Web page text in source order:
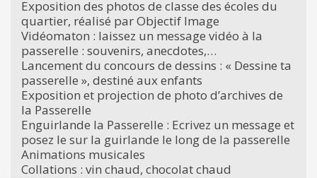
Exposition des photos de classe des écoles du
quartier, réalisé par Objectif Image
Vidéomaton : laissez un message vidéo à la
passerelle : souvenirs, anecdotes,…
Lancement du concours de dessins : « Dessine ta
passerelle », destiné aux enfants
Exposition et projection de photo d’archives de
la Passerelle
Enguirlande la Passerelle : Ecrivez un message et
posez le sur la guirlande le long de la passerelle
Animations musicales
Collations : vin chaud, chocolat chaud